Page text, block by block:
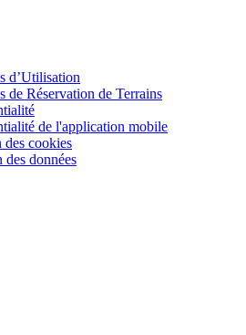
d’Utilisation
de Réservation de Terrains
de l'application mobile
cookies
données